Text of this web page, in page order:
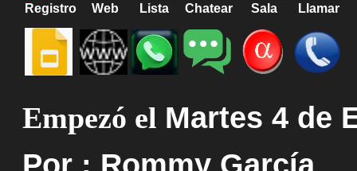
Registro Web Lista Chatear Sala Llamar
Empezó el Martes 4 de